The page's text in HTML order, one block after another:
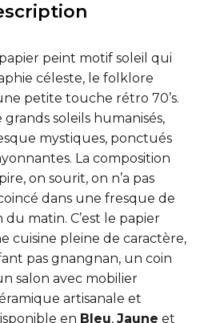
peint motif soleil qui
céleste, le folklore
petite touche rétro 70’s.
grands soleils humanisés,
mystiques, ponctués
La composition
on sourit, on n’a pas
coincé dans une fresque de
matin. C’est le papier
cuisine pleine de caractère,
pas gnangnan, un coin
salon avec mobilier
artisanale et
en Bleu, Jaune et